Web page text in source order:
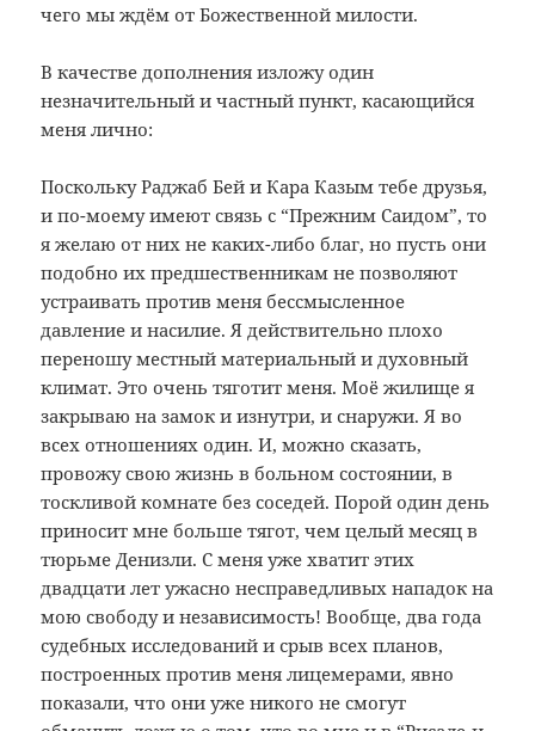
чего мы ждём от Божественной милости.
В качестве дополнения изложу один
незначительный и частный пункт, касающийся
меня лично:
Поскольку Раджаб Бей и Кара Казым тебе друзья,
и по-моему имеют связь с “Прежним Саидом”, то
я желаю от них не каких-либо благ, но пусть они
подобно их предшественникам не позволяют
устраивать против меня бессмысленное
давление и насилие. Я действительно плохо
переношу местный материальный и духовный
климат. Это очень тяготит меня. Моё жилище я
закрываю на замок и изнутри, и снаружи. Я во
всех отношениях один. И, можно сказать,
провожу свою жизнь в больном состоянии, в
тоскливой комнате без соседей. Порой один день
приносит мне больше тягот, чем целый месяц в
тюрьме Денизли. С меня уже хватит этих
двадцати лет ужасно несправедливых нападок на
мою свободу и независимость! Вообще, два года
судебных исследований и срыв всех планов,
построенных против меня лицемерами, явно
показали, что они уже никого не смогут